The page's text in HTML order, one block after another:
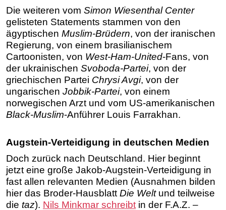
Die weiteren vom Simon Wiesenthal Center
gelisteten Statements stammen von den
ägyptischen Muslim-Brüdern, von der iranischen
Regierung, von einem brasilianischem
Cartoonisten, von West-Ham-United-Fans, von
der ukrainischen Svoboda-Partei, von der
griechischen Partei Chrysi Avgi, von der
ungarischen Jobbik-Partei, von einem
norwegischen Arzt und vom US-amerikanischen
Black-Muslim-Anführer Louis Farrakhan.
Augstein-Verteidigung in deutschen Medien
Doch zurück nach Deutschland. Hier beginnt
jetzt eine große Jakob-Augstein-Verteidigung in
fast allen relevanten Medien (Ausnahmen bilden
hier das Broder-HausblattDie Weltund teilweise
die taz). Nils Minkmar schreibt in der F.A.Z. –